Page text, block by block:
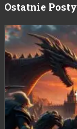
Ostatnie Posty